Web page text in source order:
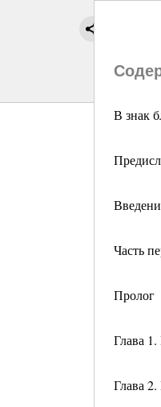
В знак
Часть
Пролог
Глава
Глава 2.